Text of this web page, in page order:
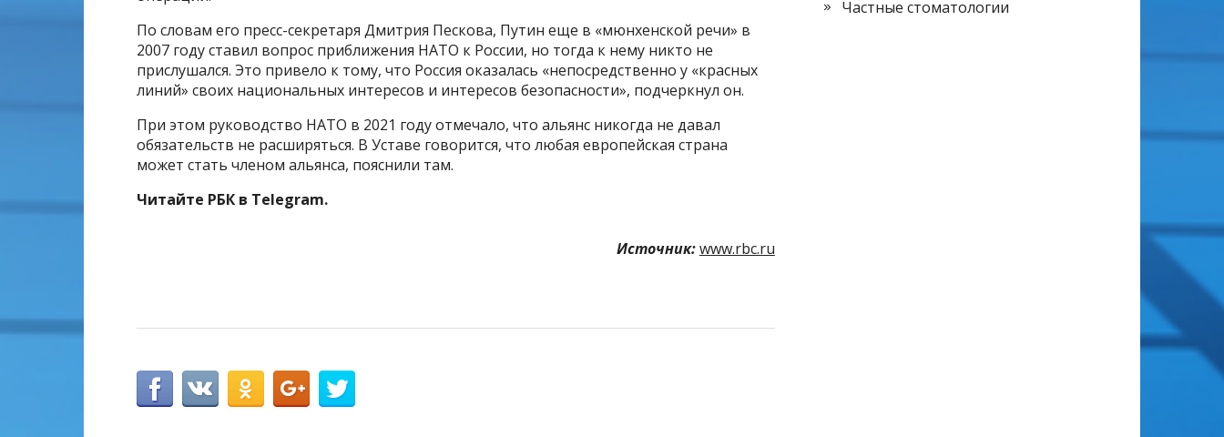
По словам его пресс-секретаря Дмитрия Пескова, Путин еще в «мюнхенской речи» в
2007 году ставил вопрос приближения НАТО к России, но тогда к нему никто не
прислушался. Это привело к тому, что Россия оказалась «непосредственно у «красных
линий» своих национальных интересов и интересов безопасности», подчеркнул он.
При этом руководство НАТО в 2021 году отмечало, что альянс никогда не давал
обязательств не расширяться. В Уставе говорится, что любая европейская страна
может стать членом альянса, пояснили там.
Читайте РБК в Telegram.
Источник:www.rbc.ru
Частные стоматологии